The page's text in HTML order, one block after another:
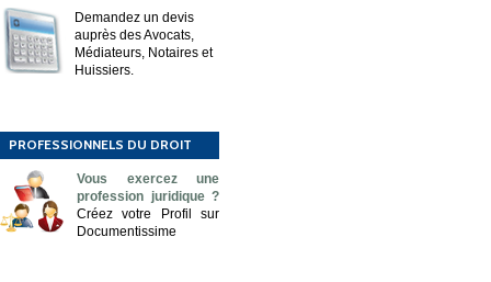
Demandez un devis
auprès des Avocats,
Médiateurs, Notaires et
Huissiers.
PROFESSIONNELS DU DROIT
Vous exercez une
profession juridique ?
Créez votre Profil sur
Documentissime